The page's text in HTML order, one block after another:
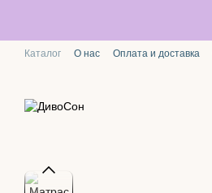
Каталог О нас Оплата и доставка